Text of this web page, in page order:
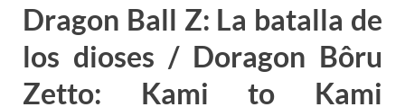
Dragon Ball Z: La batalla de
los dioses / Doragon Bôru
Zetto: Kami to Kami